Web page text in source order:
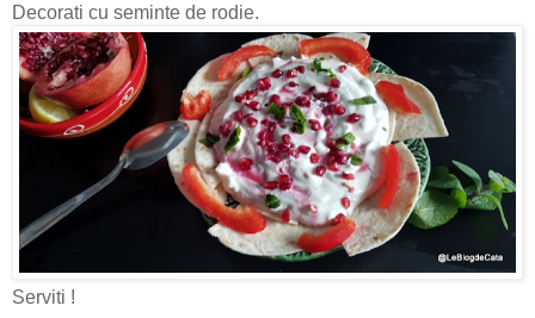
Decorati cu seminte de rodie.
Serviti !